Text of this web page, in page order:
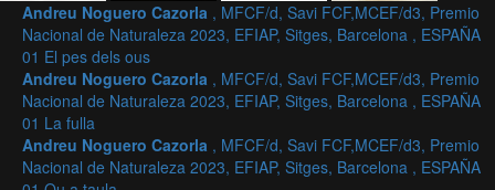
Andreu Noguero Cazorla , MFCF/d, Savi FCF,MCEF/d3, Premio
Nacional de Naturaleza 2023, EFIAP, Sitges, Barcelona , ESPAÑA
01 El pes dels ous
Andreu Noguero Cazorla , MFCF/d, Savi FCF,MCEF/d3, Premio
Nacional de Naturaleza 2023, EFIAP, Sitges, Barcelona , ESPAÑA
01 La fulla
Andreu Noguero Cazorla , MFCF/d, Savi FCF,MCEF/d3, Premio
Nacional de Naturaleza 2023, EFIAP, Sitges, Barcelona , ESPAÑA